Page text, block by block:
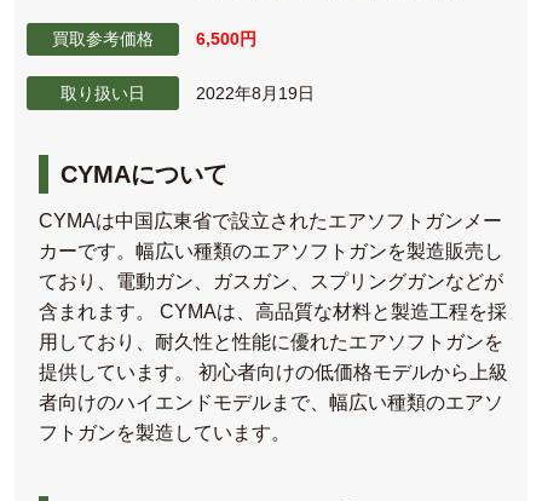
買取参考価格 6,500円
取り扱い日 2022年8月19日
CYMAについて
CYMAは中国広東省で設立されたエアソフトガンメー
カーです。幅広い種類のエアソフトガンを製造販売し
ており、電動ガン、ガスガン、スプリングガンなどが
含まれます。 CYMAは、高品質な材料と製造工程を採
用しており、耐久性と性能に優れたエアソフトガンを
提供しています。 初心者向けの低価格モデルから上級
者向けのハイエンドモデルまで、幅広い種類のエアソ
フトガンを製造しています。